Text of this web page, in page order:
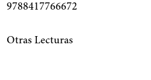
9788417766672
Otras Lecturas